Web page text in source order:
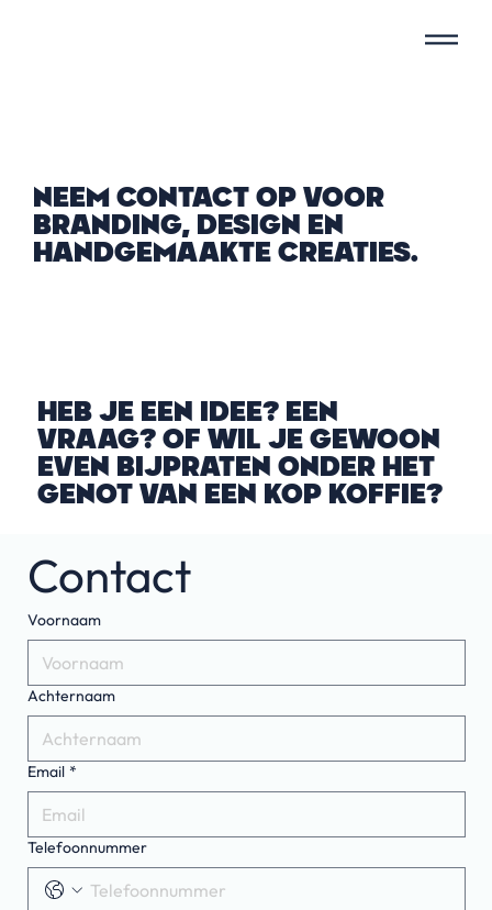
NEEM CONTACT OP VOOR
BRANDING, DESIGN EN
HANDGEMAAKTE CREATIES.
HEB JE EEN IDEE? EEN
VRAAG? OF WIL JE GEWOON
EVEN BIJPRATEN ONDER HET
GENOT VAN EEN KOP KOFFIE?
Contact
Voornaam
Achternaam
Email *
Telefoonnummer